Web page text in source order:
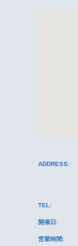
ADDRESS:
TEL:
開催日:
営業時間: